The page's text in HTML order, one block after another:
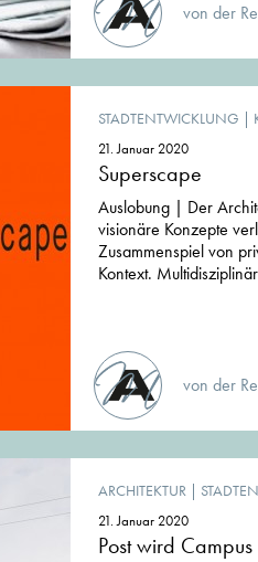
von der
STADTENTWICKLUNG |
21. Januar 2020
Superscape
Auslobung | Der
visionäre Konzepte
Zusammenspiel von
Kontext.
von der
ARCHITEKTUR |
21. Januar 2020
Post wird Campus